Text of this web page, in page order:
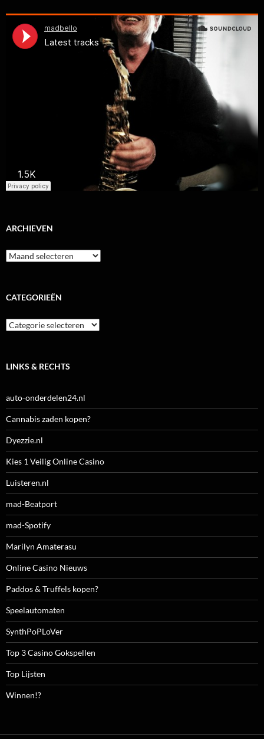
ARCHIEVEN
Archieven
CATEGORIEËN
Categorieën
LINKS & RECHTS
auto-onderdelen24.nl
Cannabis zaden kopen?
Dyezzie.nl
Kies 1 Veilig Online Casino
Luisteren.nl
mad-Beatport
mad-Spotify
Marilyn Amaterasu
Online Casino Nieuws
Paddos & Truffels kopen?
Speelautomaten
SynthPoPLoVer
Top 3 Casino Gokspellen
Top Lijsten
Winnen!?